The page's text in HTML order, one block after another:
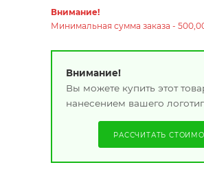
Внимание!
Минимальная сумма заказа -
Внимание!
Вы можете купить этот
нанесением вашего
РАССЧИТАТЬ